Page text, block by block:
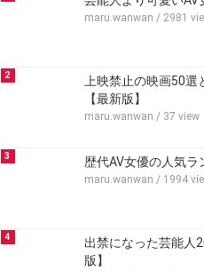
maru.wanwan / 2981
2
上映禁止の映画50
【最新版】
maru.wanwan / 37 view
3 歴代AV女優の人気ラ
maru.wanwan / 1994
4
出禁になった芸能人
版】